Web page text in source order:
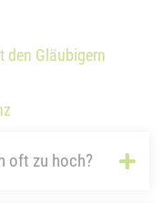
den Gläubigern
oft zu hoch?